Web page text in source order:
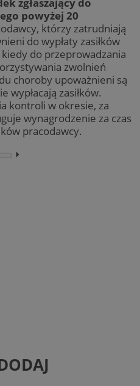
zgłaszający do
powyżej 20
którzy zatrudniają
do wypłaty zasiłków
do przeprowadzania
zwolnień
choroby upoważnieni są
wypłacają zasiłków.
kontroli w okresie, za
wynagrodzenie za czas
pracodawcy.
⏵︎